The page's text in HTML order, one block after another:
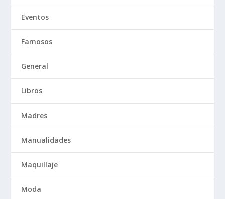
Eventos
Famosos
General
Libros
Madres
Manualidades
Maquillaje
Moda